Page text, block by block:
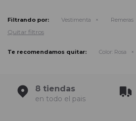
Filtrando por: Vestimenta Remeras
Quitar filtros
Te recomendamos quitar: Color: Rosa
8 tiendas
en todo el pais